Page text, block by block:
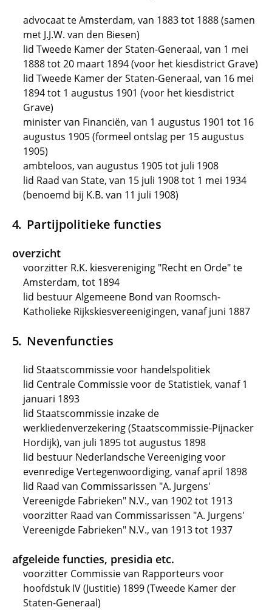
advocaat te Amsterdam, van 1883 tot 1888 (samen
met J.J.W. van den Biesen)
lid Tweede Kamer der Staten-Generaal, van 1 mei
1888 tot 20 maart 1894 (voor het kiesdistrict Grave)
lid Tweede Kamer der Staten-Generaal, van 16 mei
1894 tot 1 augustus 1901 (voor het kiesdistrict
Grave)
minister van Financiën, van 1 augustus 1901 tot 16
augustus 1905 (formeel ontslag per 15 augustus
1905)
ambteloos, van augustus 1905 tot juli 1908
lid Raad van State, van 15 juli 1908 tot 1 mei 1934
(benoemd bij K.B. van 11 juli 1908)
Partijpolitieke functies
overzicht
voorzitter R.K. kiesvereniging "Recht en Orde" te
Amsterdam, tot 1894
lid bestuur Algemeene Bond van Roomsch-
Katholieke Rijkskiesvereenigingen, vanaf juni 1887
Nevenfuncties
lid Staatscommissie voor handelspolitiek
lid Centrale Commissie voor de Statistiek, vanaf 1
januari 1893
lid Staatscommissie inzake de
werkliedenverzekering (Staatscommissie-Pijnacker
Hordijk), van juli 1895 tot augustus 1898
lid bestuur Nederlandsche Vereeniging voor
evenredige Vertegenwoordiging, vanaf april 1898
lid Raad van Commissarissen "A. Jurgens'
Vereenigde Fabrieken" N.V., van 1902 tot 1913
voorzitter Raad van Commissarissen "A. Jurgens'
Vereenigde Fabrieken" N.V., van 1913 tot 1937
afgeleide functies, presidia etc.
voorzitter Commissie van Rapporteurs voor
hoofdstuk IV (Justitie) 1899 (Tweede Kamer der
Staten-Generaal)